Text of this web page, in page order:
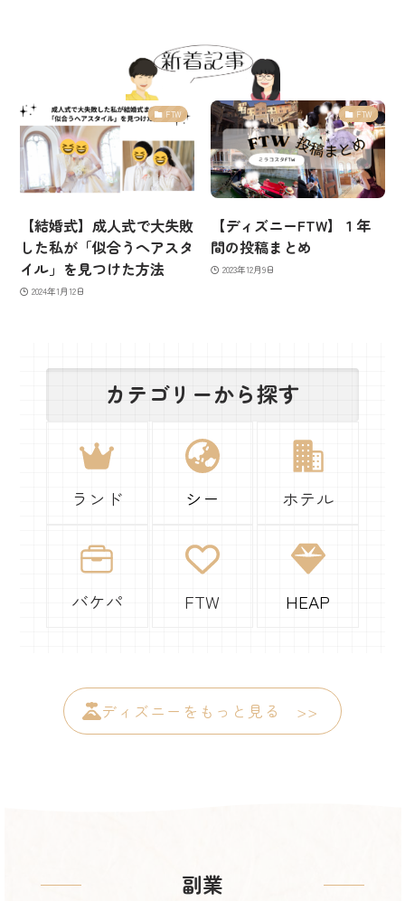
FTW
【結婚式】成人式で大失敗
した私が「似合うヘアスタ
イル」を見つけた方法
2024年1月12日
FTW
【ディズニーFTW】１年
間の投稿まとめ
2023年12月9日
カテゴリーから探す
ランド シー ホテル
バケパ FTW HEAP
ディズニーをもっと見る >>
副業